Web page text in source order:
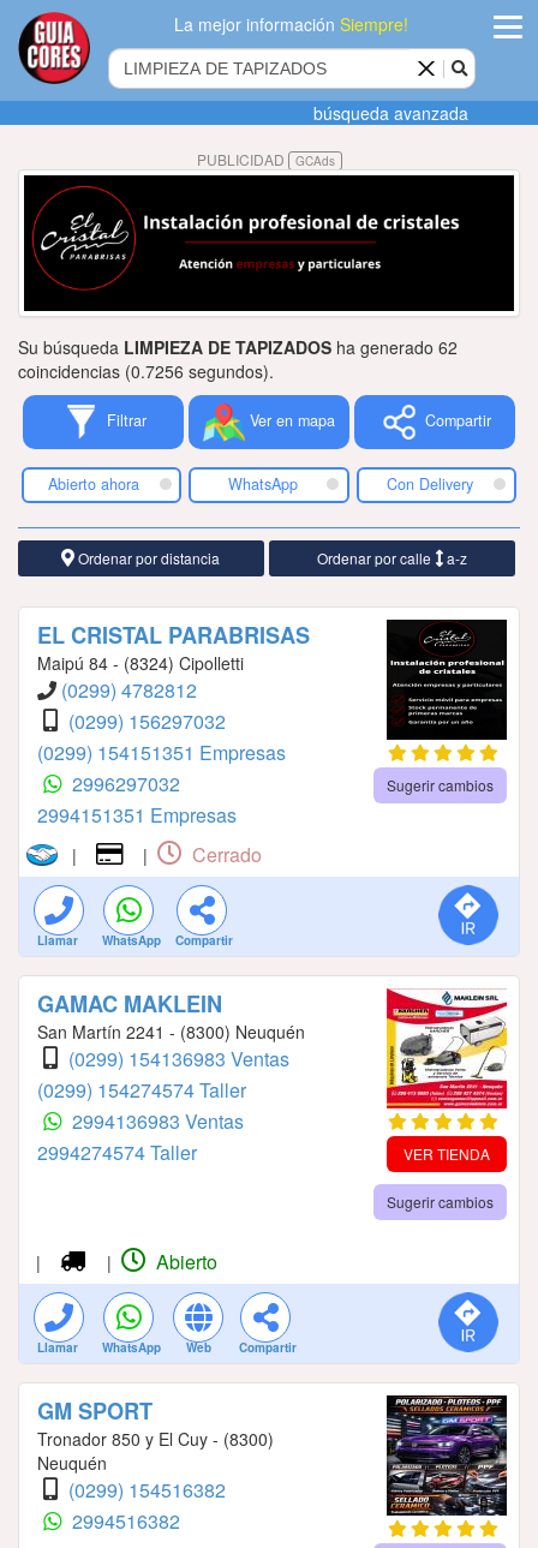
La mejor informaciónSiempre!
Agregar
empresa
Actualizar
Publicidad
Tiendacores
Contactenos
búsqueda avanzada
PUBLICIDAD GCAds
Su búsqueda LIMPIEZA DE TAPIZADOS ha generado 62
coincidencias (0.7256 segundos).
Filtrar Ver en mapa Compartir
Abierto ahora WhatsApp Con Delivery
Ordenar por distancia Ordenar por calle a-z
EL CRISTAL PARABRISAS
Maipú 84 - (8324) Cipolletti
(0299) 4782812
(0299) 156297032
(0299) 154151351 Empresas
2996297032
2994151351 Empresas
Sugerir cambios
| | Cerrado
Llamar WhatsApp Compartir
GAMAC MAKLEIN
San Martín 2241 - (8300) Neuquén
(0299) 154136983 Ventas
(0299) 154274574 Taller
2994136983 Ventas
2994274574 Taller
VER TIENDA
Sugerir cambios
| | Abierto
Llamar WhatsApp Web Compartir
GM SPORT
Tronador 850 y El Cuy - (8300)
Neuquén
(0299) 154516382
2994516382